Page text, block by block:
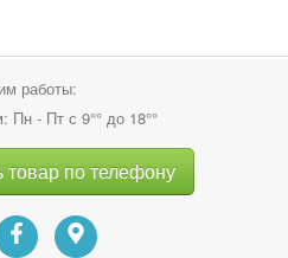
работы:
Пн - Пт с 9°° до 18°°
товар по телефону